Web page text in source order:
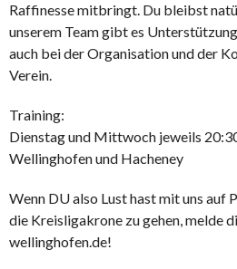
Raffinesse mitbringt. Du bleibst
unserem Team gibt es
auch bei der Organisation und der
Verein.
Training:
Dienstag und Mittwoch jeweils
Wellinghofen und Hacheney
Wenn DU also Lust hast mit uns auf
die Kreisligakrone zu gehen, melde
wellinghofen.de!